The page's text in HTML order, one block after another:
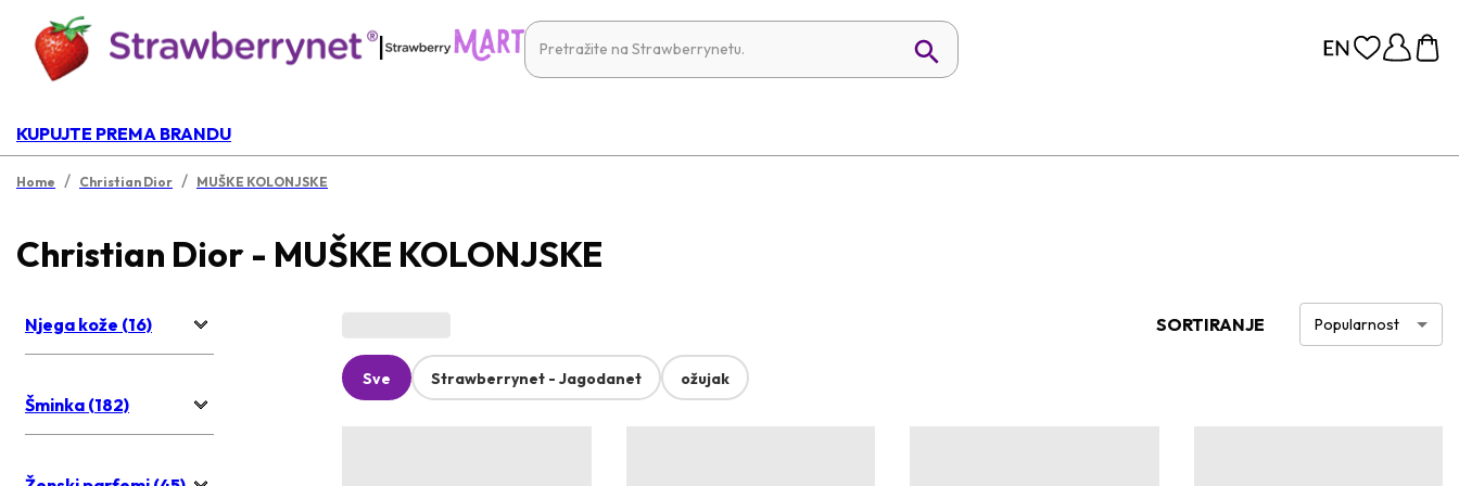
|
KUPUJTE PREMA BRANDU
Home / Christian Dior / MUŠKE KOLONJSKE
Christian Dior - MUŠKE KOLONJSKE
Njega kože (16)
Šminka (182)
SORTIRANJE Popularnost
Sve Strawberrynet - Jagodanet ožujak